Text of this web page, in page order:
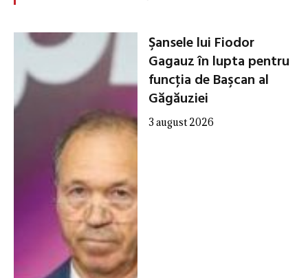
Şansele lui Fiodor
Gagauz în lupta pentru
funcţia de Başcan al
Găgăuziei
3 august 2026